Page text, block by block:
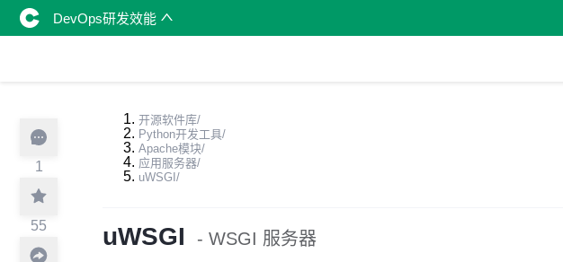
DevOps研发效能
1
55
开源软件库/
Python开发工具/
Apache模块/
应用服务器/
uWSGI /
uWSGI - WSGI 服务器